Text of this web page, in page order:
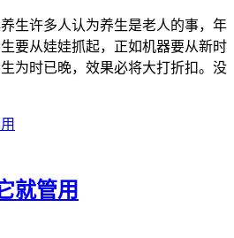
生许多人认为养生是老人的事，年
要从娃娃抓起，正如机器要从新时
为时已晚，效果必将大打折扣。没
就管用